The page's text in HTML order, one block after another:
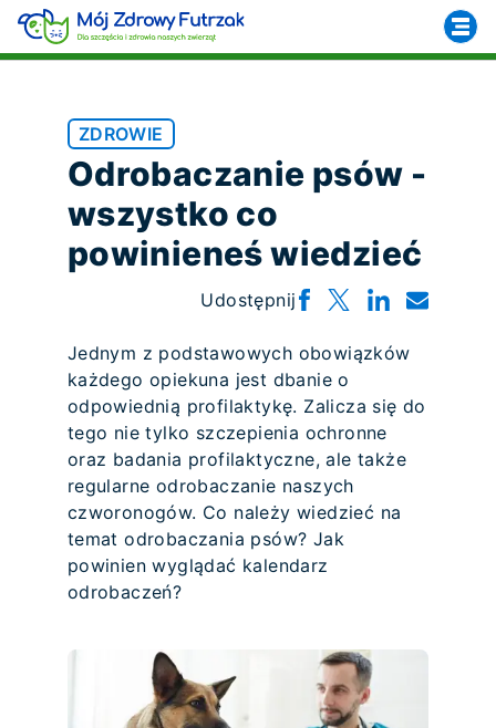
ZDROWIE
Odrobaczanie psów -
wszystko co
powinieneś wiedzieć
Udostępnij
Jednym z podstawowych obowiązków
każdego opiekuna jest dbanie o
odpowiednią profilaktykę. Zalicza się do
tego nie tylko szczepienia ochronne
oraz badania profilaktyczne, ale także
regularne odrobaczanie naszych
czworonogów. Co należy wiedzieć na
temat odrobaczania psów? Jak
powinien wyglądać kalendarz
odrobaczeń?